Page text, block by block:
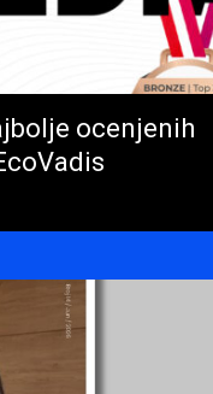
ocenjenih